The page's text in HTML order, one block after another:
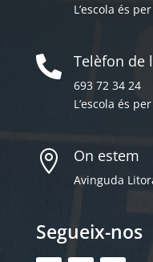
L’escola és
 Telèfon de
693 72 34 24
L’escola és
 On estem
Avinguda
Segueix-nos